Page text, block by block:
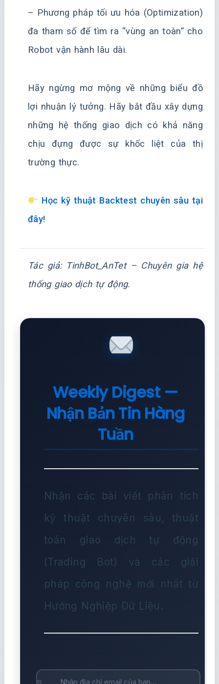
– Phương pháp tối ưu hóa (Optimization)
đa tham số để tìm ra “vùng an toàn” cho
Robot vận hành lâu dài.
Hãy ngừng mơ mộng về những biểu đồ
lợi nhuận lý tưởng. Hãy bắt đầu xây dựng
những hệ thống giao dịch có khả năng
chịu đựng được sự khốc liệt của thị
trường thực.
Học kỹ thuật Backtest chuyên sâu tại
đây!
Tác giả: TinhBot_AnTet – Chuyên gia hệ
thống giao dịch tự động.
Weekly Digest —
Nhận Bản Tin Hàng
Tuần
Nhận các bài viết phân tích
kỹ thuật chuyên sâu, thuật
toán giao dịch tự động
(Trading Bot) và các giải
pháp công nghệ mới nhất từ
Hướng Nghiệp Dữ Liệu.